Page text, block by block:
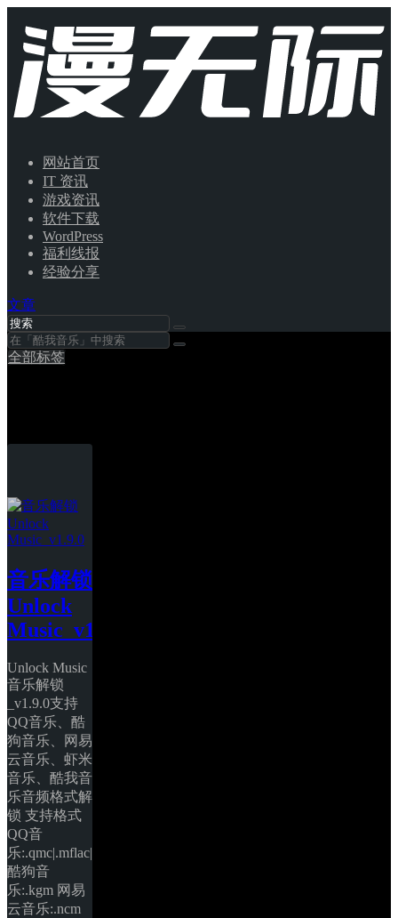
网站首页
IT 资讯
游戏资讯
软件下载
WordPress
福利线报
经验分享
文章
全部标签
音乐解锁
Unlock
Music_v1.9.0
Unlock Music
音乐解锁
_v1.9.0支持
QQ音乐、酷
狗音乐、网易
云音乐、虾米
音乐、酷我音
乐音频格式解
锁 支持格式
QQ音
乐:.qmc|.mflac|.mgg
酷狗音
乐:.kgm 网易
云音乐:.ncm